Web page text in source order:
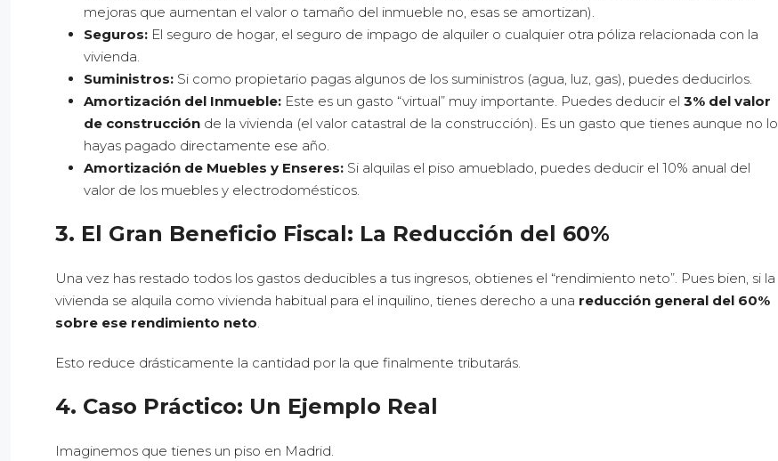
mejoras que aumentan el valor o tamaño del inmueble no, esas se amortizan).
Seguros: El seguro de hogar, el seguro de impago de alquiler o cualquier otra póliza relacionada con la
vivienda.
Suministros: Si como propietario pagas algunos de los suministros (agua, luz, gas), puedes deducirlos.
Amortización del Inmueble: Este es un gasto “virtual” muy importante. Puedes deducir el 3% del valor
de construcción de la vivienda (el valor catastral de la construcción). Es un gasto que tienes aunque no lo
hayas pagado directamente ese año.
Amortización de Muebles y Enseres: Si alquilas el piso amueblado, puedes deducir el 10% anual del
valor de los muebles y electrodomésticos.
3. El Gran Beneficio Fiscal: La Reducción del 60%
Una vez has restado todos los gastos deducibles a tus ingresos, obtienes el “rendimiento neto”. Pues bien, si la
vivienda se alquila como vivienda habitual para el inquilino, tienes derecho a una reducción general del 60%
sobre ese rendimiento neto.
Esto reduce drásticamente la cantidad por la que finalmente tributarás.
4. Caso Práctico: Un Ejemplo Real
Imaginemos que tienes un piso en Madrid.